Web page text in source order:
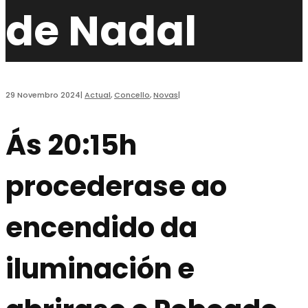
de Nadal
29 Novembro 2024| Actual,Concello,Novas|
Ás 20:15h
procederase ao
encendido da
iluminación e